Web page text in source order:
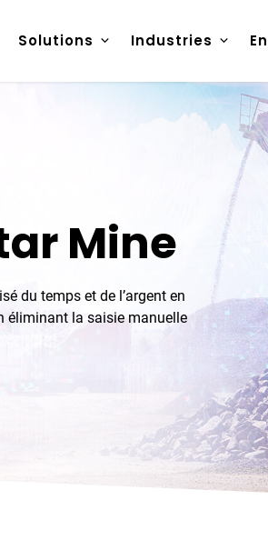
Solutions Industries
Mine
du temps et de l’argent en
éliminant la saisie manuelle